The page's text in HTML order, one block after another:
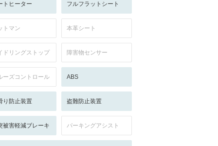
トヒーター フルフラットシート
トマン 本革シート
ドリングストップ 障害物センサー
ーズコントロール ABS
り防止装置 盗難防止装置
被害軽減ブレーキ パーキングアシスト